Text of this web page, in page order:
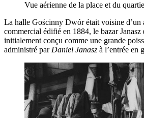
Vue aérienne de la place et du
La halle Gościnny Dwór était voisine d’un
commercial édifié en 1884, le bazar Janasz
initialement conçu comme une grande
administré par Daniel Janasz à l’entrée en